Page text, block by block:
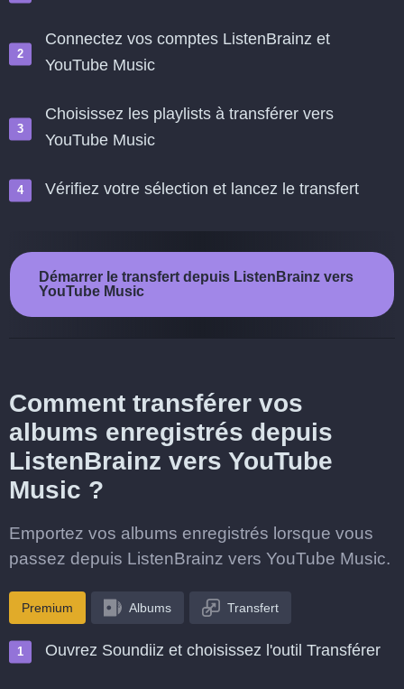
Connectez vos comptes ListenBrainz et
YouTube Music
Choisissez les playlists à transférer vers
YouTube Music
Vérifiez votre sélection et lancez le transfert
Démarrer le transfert depuis ListenBrainz vers
YouTube Music
Comment transférer vos
albums enregistrés depuis
ListenBrainz vers YouTube
Music ?
Emportez vos albums enregistrés lorsque vous
passez depuis ListenBrainz vers YouTube Music.
Premium Albums Transfert
Ouvrez Soundiiz et choisissez l'outil Transférer